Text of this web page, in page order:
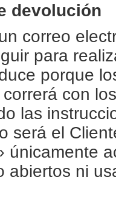
devolución
correo
para
porque
con
las
será el
únicamente
abiertos ni